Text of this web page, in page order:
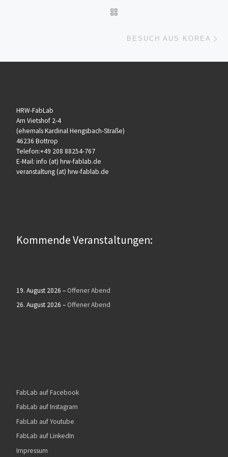
BESUCH AUS KOREA
HRW-FabLab
Am Vietshof 2-4
(ehemals Kardinal Hengsbach-Straße)
46236 Bottrop
Telefon:+49 208 88254-767
E-Mail: info (at) hrw-fablab.de
veranstaltung (at) hrw-fablab.de
Kommende Veranstaltungen:
19. August 2026 – Offener Abend
26. August 2026 – Offener Abend
FabLab auf Facebook
FabLab auf Instagram
FabLab auf Youtube
FabLab auf LinkedIn
Impressum